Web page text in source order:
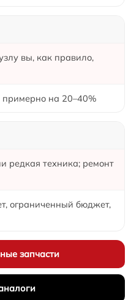
вы, как правило,
на 20–40%
редкая техника; ремонт
ограниченный бюджет,
запчасти